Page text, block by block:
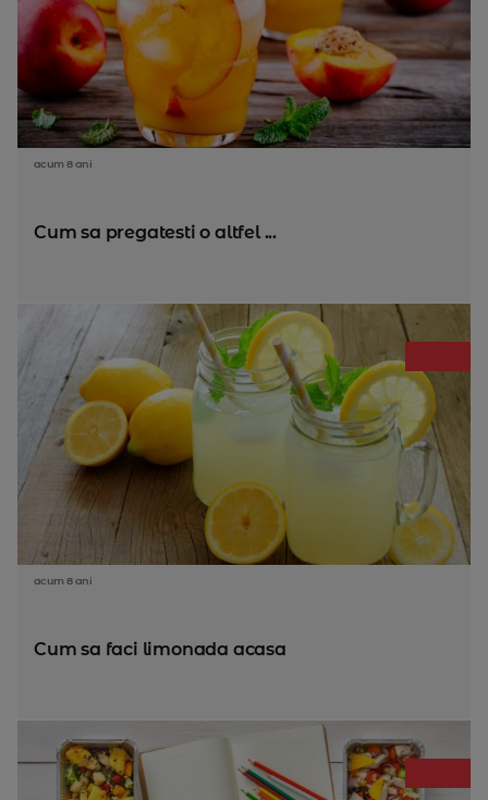
acum 8 ani
Cum sa pregatesti o altfel ...
acum 8 ani
Cum sa faci limonada acasa